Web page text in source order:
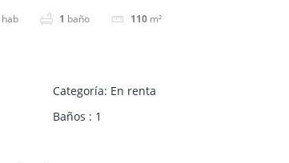
hab 1 baño 110 m²
Categoría: En renta
Baños : 1